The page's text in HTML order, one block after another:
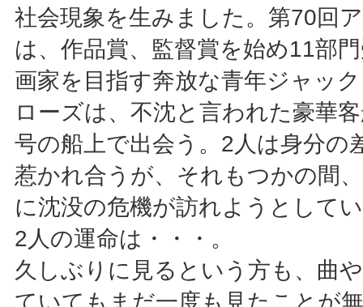
社会現象を生みました。第70回
は、作品賞、監督賞を始め11部
画家を目指す奔放な青年ジャッ
ローズは、不沈と言われた豪華
号の船上で出会う。2人は身分の
惹かれ合うが、それもつかの間
に沈没の危機が訪れようとして
2人の運命は・・・。
久しぶりに見るという方も、曲